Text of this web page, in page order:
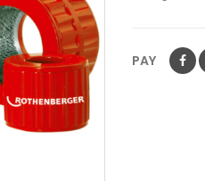
PAY